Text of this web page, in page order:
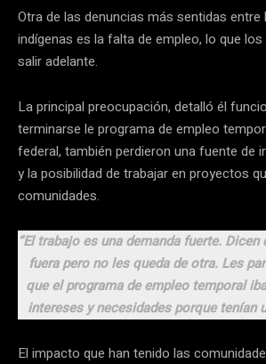
Otra de las denuncias más sentidas
indígenas es la falta de empleo, lo que
salir adelante.
La principal preocupación, detalló él
terminarse le programa de empleo
federal, también perdieron una fuente de
y la posibilidad de trabajar en proyectos
comunidades.
“El trabajo es una demanda fuerte.
fuera pero no les queda de otra. Les
que el programa de empleo temporal
intereses y necesidades porque tenían
El impacto que han tenido las